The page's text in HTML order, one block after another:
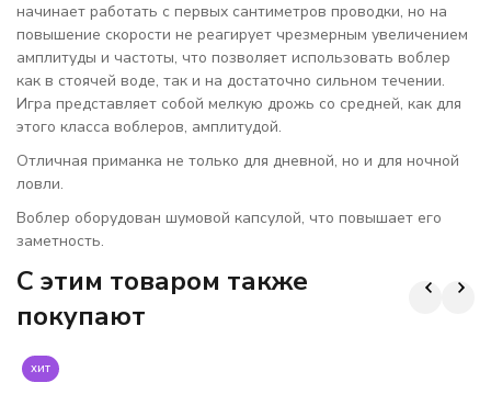
начинает работать с первых сантиметров проводки, но на
повышение скорости не реагирует чрезмерным увеличением
амплитуды и частоты, что позволяет использовать воблер
как в стоячей воде, так и на достаточно сильном течении.
Игра представляет собой мелкую дрожь со средней, как для
этого класса воблеров, амплитудой.
Отличная приманка не только для дневной, но и для ночной
ловли.
Воблер оборудован шумовой капсулой, что повышает его
заметность.
C этим товаром также
покупают
хит